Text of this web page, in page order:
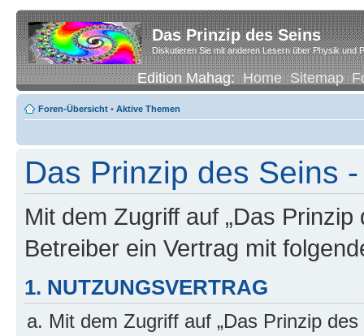
Das Prinzip des Seins
Diskutieren Sie mit anderen Lesern über Physik und
Edition Mahag:Home Sitemap
Foren-Übersicht • Aktive Themen
Das Prinzip des Seins
Mit dem Zugriff auf „Das
Betreiber ein Vertrag mit
1. NUTZUNGSVERTRAG
Mit dem Zugriff auf „Das Prinzip